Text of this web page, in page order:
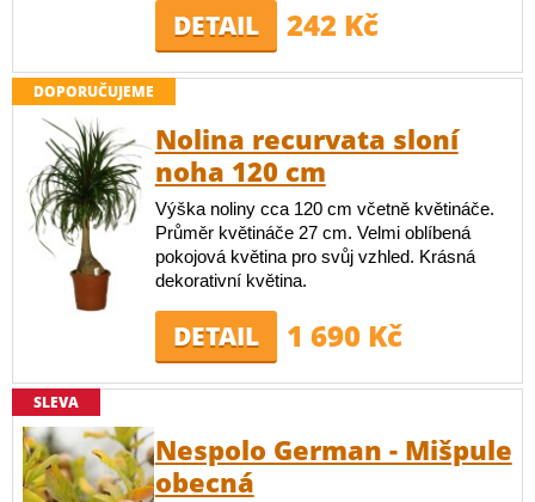
DETAIL 242 Kč
DOPORUČUJEME
Nolina recurvata sloní
noha 120 cm
Výška noliny cca 120 cm včetně květináče.
Průměr květináče 27 cm. Velmi oblíbená
pokojová květina pro svůj vzhled. Krásná
dekorativní květina.
DETAIL 1 690 Kč
SLEVA
Nespolo German - Mišpule
obecná